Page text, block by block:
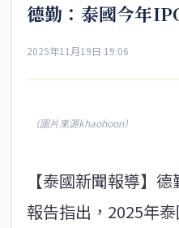
德勤：泰國今年
2025年11月19日 19:06
（圖片來源khaohoon）
【泰國新聞報導】
報告指出，2025年